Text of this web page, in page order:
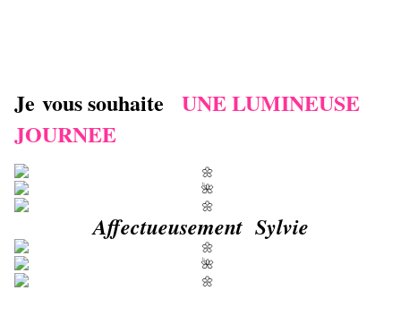
Je vous souhaite UNE LUMINEUSE
JOURNEE
Affectueusement Sylvie